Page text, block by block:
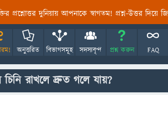
প্রশ্নোত্তর দুনিয়ায় আপনাকে স্বাগতম! প্রশ্ন-উত্তর দিয়ে
অনুত্তরিত বিভাগসমূহ সদস্যবৃন্দ প্রশ্ন করুন FAQ
রাখলে দ্রুত গলে যায়?